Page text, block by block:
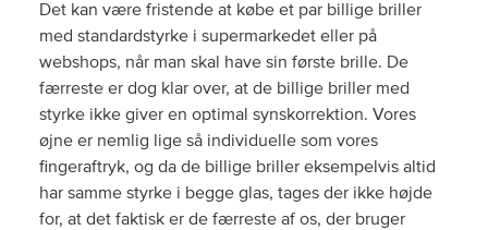
Det kan være fristende at købe et par billige briller
med standardstyrke i supermarkedet eller på
webshops, når man skal have sin første brille. De
færreste er dog klar over, at de billige briller med
styrke ikke giver en optimal synskorrektion. Vores
øjne er nemlig lige så individuelle som vores
fingeraftryk, og da de billige briller eksempelvis altid
har samme styrke i begge glas, tages der ikke højde
for, at det faktisk er de færreste af os, der bruger